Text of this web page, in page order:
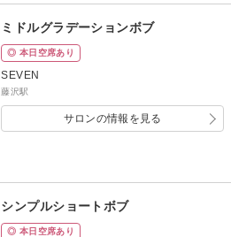
ミドルグラデーションボブ
◎ 本日空席あり
SEVEN
藤沢駅
サロンの情報を見る
シンプルショートボブ
◎ 本日空席あり